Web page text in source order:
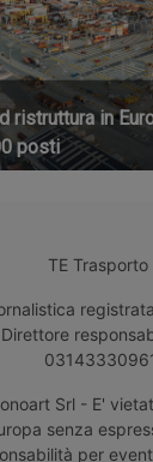
ristruttura in
posti
TE
Srl - E'
senza
per